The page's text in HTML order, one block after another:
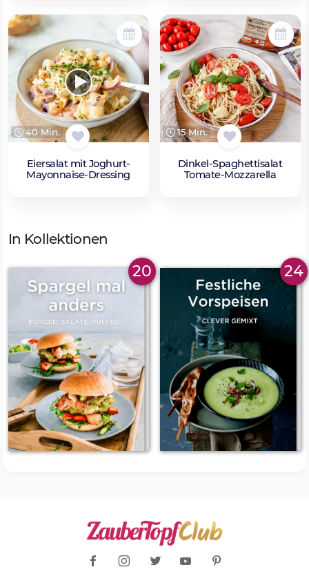
40 Min.
Eiersalat mit Joghurt-
Mayonnaise-Dressing
15 Min.
Dinkel-Spaghettisalat
Tomate-Mozzarella
In Kollektionen
20 24